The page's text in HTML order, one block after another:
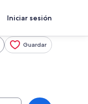
Iniciar sesión
Guardar